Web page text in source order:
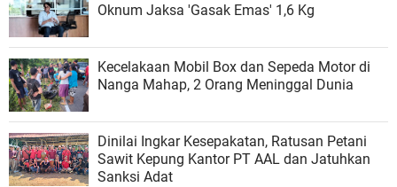
Oknum Jaksa 'Gasak Emas' 1,6 Kg
Kecelakaan Mobil Box dan Sepeda Motor di
Nanga Mahap, 2 Orang Meninggal Dunia
Dinilai Ingkar Kesepakatan, Ratusan Petani
Sawit Kepung Kantor PT AAL dan Jatuhkan
Sanksi Adat